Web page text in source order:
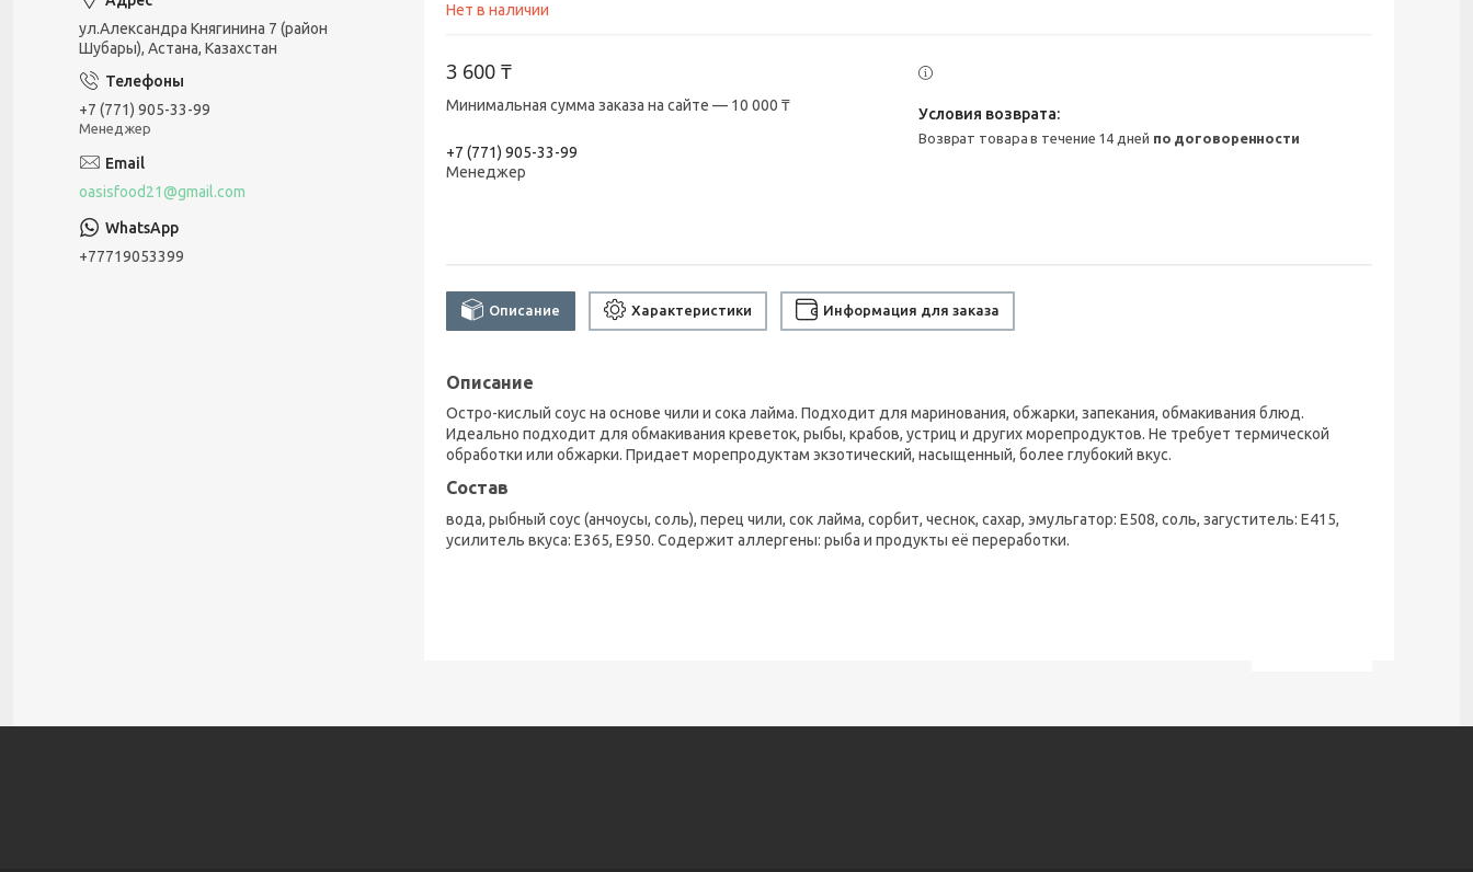
Нет в наличии
3 600 ₸
Минимальная сумма заказа на сайте — 10 000 ₸
+7 (771) 905-33-99
Менеджер
возврат товара в течение 14 дней по договоренности
Описание Характеристики Информация для заказа
Описание
Остро-кислый соус на основе чили и сока лайма. Подходит для маринования, обжарки, запекания, обмакивания блюд.
Идеально подходит для обмакивания креветок, рыбы, крабов, устриц и других морепродуктов. Не требует термической
обработки или обжарки. Придает морепродуктам экзотический, насыщенный, более глубокий вкус.
Состав
вода, рыбный соус (анчоусы, соль), перец чили, сок лайма, сорбит, чеснок, сахар, эмульгатор: Е508, соль, загуститель: Е415,
усилитель вкуса: Е365, Е950. Содержит аллергены: рыба и продукты её переработки.
ул.Александра Княгинина 7 (район
Шубары), Астана, Казахстан
+7 (771) 905-33-99
Менеджер
oasisfood21@gmail.com
+77719053399